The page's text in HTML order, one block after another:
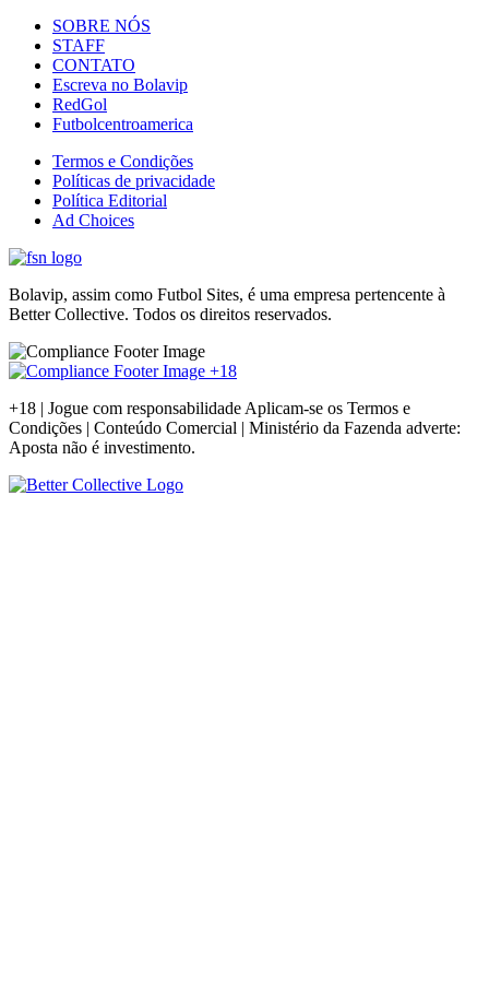
SOBRE NÓS
STAFF
CONTATO
Escreva no Bolavip
RedGol
Futbolcentroamerica
Termos e Condições
Políticas de privacidade
Política Editorial
Ad Choices
Bolavip, assim como Futbol Sites, é uma empresa pertencente à
Better Collective. Todos os direitos reservados.
+18 | Jogue com responsabilidade Aplicam-se os Termos e
Condições | Conteúdo Comercial | Ministério da Fazenda adverte:
Aposta não é investimento.